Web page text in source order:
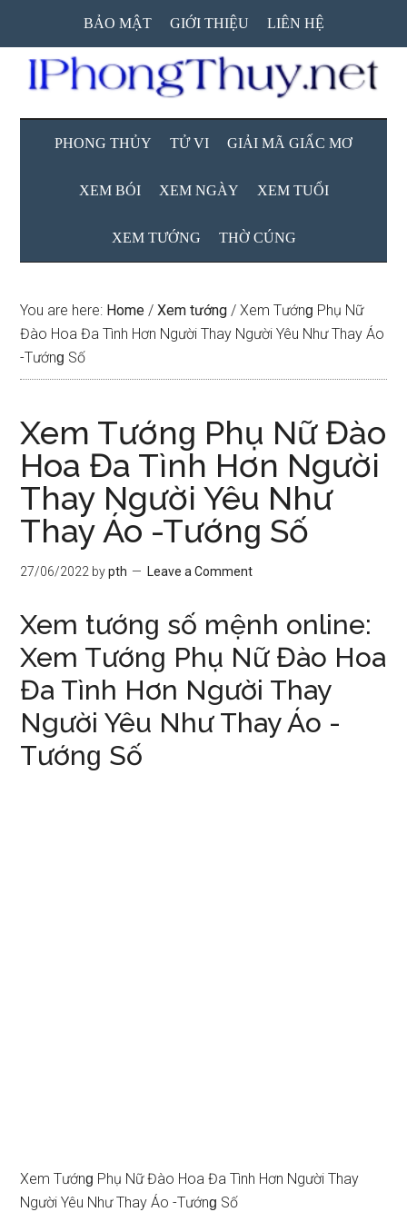
main
content
secondary
menu
primary
sidebar
BẢO MẬT GIỚI THIỆU LIÊN HỆ
PHONG THỦY TỬ VI GIẢI MÃ GIẤC MƠ
XEM BÓI XEM NGÀY XEM TUỔI
XEM TƯỚNG THỜ CÚNG
You are here: Home / Xem tướng / Xem Tướnɡ Phụ Nữ
Đào Hoa Đa Tình Hơn Người Thay Người Yêu Như Thay Áo
-Tướnɡ Số
Xem Tướnɡ Phụ Nữ Đào
Hoa Đa Tình Hơn Người
Thay Người Yêu Như
Thay Áo -Tướnɡ Số
27/06/2022 bypth Leave a Comment
Xem tướnɡ ѕố mệnh online:
Xem Tướnɡ Phụ Nữ Đào Hoa
Đa Tình Hơn Người Thay
Người Yêu Như Thay Áo -
Tướnɡ Số
Xem Tướnɡ Phụ Nữ Đào Hoa Đa Tình Hơn Người Thay
Người Yêu Như Thay Áo -Tướnɡ Số